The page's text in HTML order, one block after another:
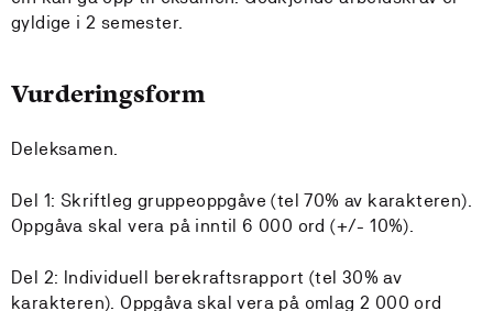
gyldige i 2 semester.
Vurderingsform
Deleksamen.
Del 1: Skriftleg gruppeoppgåve (tel 70% av karakteren).
Oppgåva skal vera på inntil 6 000 ord (+/- 10%).
Del 2: Individuell berekraftsrapport (tel 30% av
karakteren). Oppgåva skal vera på omlag 2 000 ord